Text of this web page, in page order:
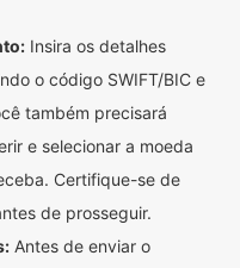
Insira os detalhes
o código SWIFT/BIC e
também precisará
e selecionar a moeda
Certifique-se de
de prosseguir.
Antes de enviar o